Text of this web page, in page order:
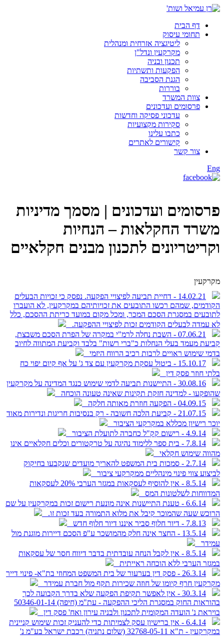
דף הבית
תחומי עיסוק
ליטיגציה אזרחית ומנהלית
מקרקעין ונדל"ן
תכנון ובניה
הפקעות ותשתיות
הגנת הסביבה
בוררות
צוות המשרד
פרסומים ועדכונים
עדכוני פסיקה וחדשות
סקירות מקצועיות
כתבו עלינו
קישורים לאתרים
צור קשר
Eng
פרסומים ועדכונים | מסמך מדיניות
משרד החקלאות – הנחיות
וקריטריונים לתכנון מבנים חקלאיים
מקרקעין
14.02.21 - דחיית תביעה לפיצויי הפקעה. נפסק כי זכויות הבעלים
הקודמים, שמהם רכשו התובעים את זכויותיהם במקרקעין, לא הועברו
לתובעים במסגרת הסכם המכר, ומכל מקום במועד כריתת ההסכם, כלל
לא עמדה לבעלים הקודמים זכות לפיצויי ההפקעה.
07.06.21 - השבת נחלה לרמ"י במקרה של הפרת הסכם משבצת,
קביעת מעמד בעלי הנחלות כ"ברי רשות" בלבד וקביעת המתווה לחיוב
בדמי שימוש ראויים לרבות רכיב הרווח היזמי
15.10.17 - ביטול עסקת מקרקעין עם צד ג' על אף קיום יפוי כח
בלתי חוזר פסק דין
30.08.16 - התיישנות תביעה לדמי שימוש כנגד המדינה על מקרקעין
שהופקעו - למדינה חזקת תקינות שאינה טעונה הוכחה
04.09.15 - הפקעה חוזרת מאותה חלקה
21.07.15 - קביעת הלכה חשובה - רק בנסיבות חריגות ונדירות מאוד
יוכר רישיון מכללא במקרקעי הציבור
4.9.14 - רישום קק"ל כחברה לתועלת הציבור
7.8.14 - בית ספר ללימוד נהיגה על טרקטורים וכלים חקלאיים אינו
מהווה שימוש חקלאי
2.7.14 - סמכות בית המשפט להאריך מועדים שנקבעו בחיקוק
לביצוע צווי פינוי מינהליים ממקרקעי ציבור
8.5.14 - אין להוסיף לעסקאות במגזר הערבי 20% לעסקאות
המדווחות לשלטונות המס
6.6.14 - טענת התיישנות אינה מונעת רישום זכות במקרקעין על שם
הרוכש שעה שהמוכר קיבל את מלוא התמורה בעד זכות זו.
7.8.13 - דיור חלוף סביר איננו דיור חלוף חדש
13.5.14 - החצר אינה חלק מהמושכר ע"פ הסכם דיירות מוגנת מול
עמידר
8.5.14 - אין לקבל הנחה עובדתית בדבר דיווח חסר של עסקאות
במגזר הערבי ללא הוכחה ראייתית
26.3.14 - פסק דין בערעור של בית המשפט המחוזי בת"א- פינוי דייר
מקרקעין חרף קיומו של חוזה שכירות תקף מול חברת עמידר
30.3.14 - אין לאפשר תקיפת הפקעה שלא בדרך הקבועה לכך
בהוראות החוק במסגרת הליכי ההפקעה - עת"מ (חיפה) 50346-01-14
בויראת נ' הועדה המקומית לתכנון ולבניה עירון ואח' פסק דין
6.4.14 - אין ברישיון עסק לצמיתות כדי להעניק זכות שימוש קניינית
במקרקעין - ת"א 32768-05-11 (שלום נתניה) רכבת ישראל בע"מ נ'